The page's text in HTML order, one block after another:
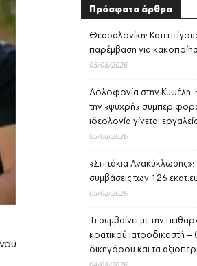
Πρόσφατα άρθρα
Θεσσαλονίκη:
παρέμβαση για
05/08/2026
Δολοφονία στην
την «ψυχρή»
ιδεολογία γίνεται
05/08/2026
«Σπιτάκια
συμβάσεις των 126
05/08/2026
Τι συμβαίνει με την
κρατικού ιατροδικαστή –
δικηγόρου και τα